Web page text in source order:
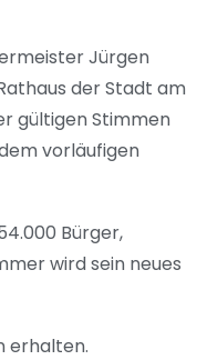
Jürgen
der Stadt am
gültigen Stimmen
vorläufigen
Bürger,
wird sein neues
erhalten.